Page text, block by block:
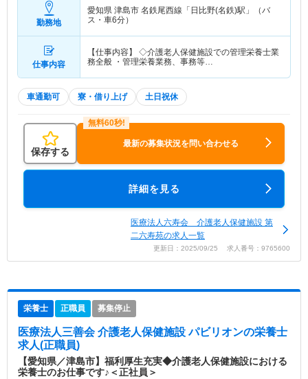
勤務地
愛知県 津島市 名鉄尾西線「日比野(名鉄)駅」（バ
ス・車6分）
仕事内容
【仕事内容】 ◇介護老人保健施設での管理栄養士業
務全般 ・管理栄養業務、事務等…
車通勤可 寮・借り上げ 土日祝休
保存する
最新の募集状況を問い合わせる
詳細を見る
医療法人六寿会 介護老人保健施設 第
二六寿苑の求人一覧
更新日：2025/09/25 求人番号：9765600
栄養士 正職員 募集停止
医療法人三善会 介護老人保健施設 パビリオンの栄養士
求人(正職員)
【愛知県／津島市】福利厚生充実◆介護老人保健施設における
栄養士のお仕事です♪＜正社員＞